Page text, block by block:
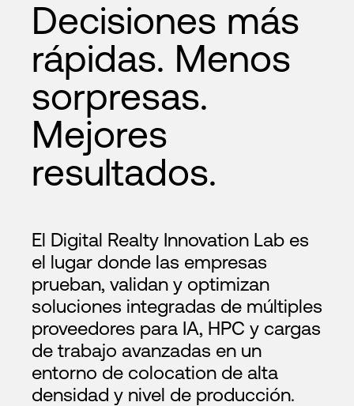
Decisiones más
rápidas. Menos
sorpresas.
Mejores
resultados.
El Digital Realty Innovation Lab es
el lugar donde las empresas
prueban, validan y optimizan
soluciones integradas de múltiples
proveedores para IA, HPC y cargas
de trabajo avanzadas en un
entorno de colocation de alta
densidad y nivel de producción.